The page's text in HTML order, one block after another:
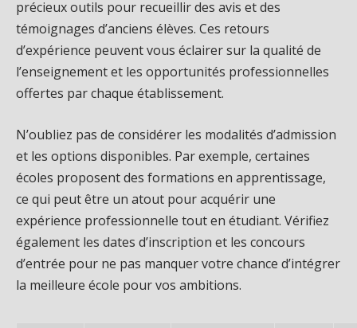
précieux outils pour recueillir des avis et des
témoignages d’anciens élèves. Ces retours
d’expérience peuvent vous éclairer sur la qualité de
l’enseignement et les opportunités professionnelles
offertes par chaque établissement.
N’oubliez pas de considérer les modalités d’admission
et les options disponibles. Par exemple, certaines
écoles proposent des formations en apprentissage,
ce qui peut être un atout pour acquérir une
expérience professionnelle tout en étudiant. Vérifiez
également les dates d’inscription et les concours
d’entrée pour ne pas manquer votre chance d’intégrer
la meilleure école pour vos ambitions.